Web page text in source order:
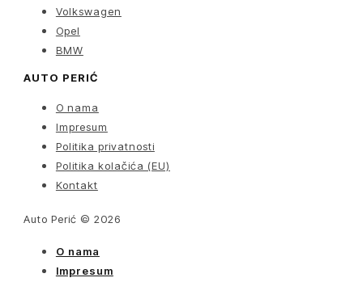
Volkswagen
Opel
BMW
AUTO PERIĆ
O nama
Impresum
Politika privatnosti
Politika kolačića (EU)
Kontakt
Auto Perić © 2026
O nama
Impresum